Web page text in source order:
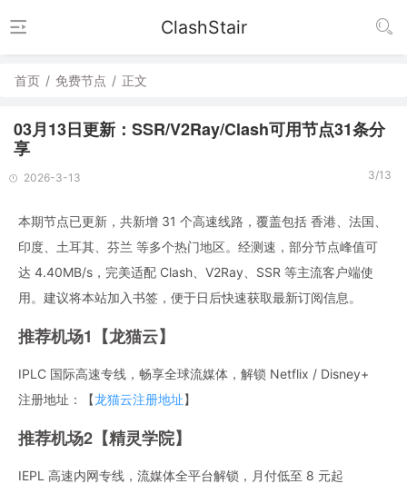
ClashStair
首页 / 免费节点 / 正文
03月13日更新：SSR/V2Ray/Clash可用节点31条分
享
2026-3-13 3/13
本期节点已更新，共新增 31 个高速线路，覆盖包括 香港、法国、
印度、土耳其、芬兰 等多个热门地区。经测速，部分节点峰值可
达 4.40MB/s，完美适配 Clash、V2Ray、SSR 等主流客户端使
用。建议将本站加入书签，便于日后快速获取最新订阅信息。
推荐机场1【龙猫云】
IPLC 国际高速专线，畅享全球流媒体，解锁 Netflix / Disney+
注册地址：【龙猫云注册地址】
推荐机场2【精灵学院】
IEPL 高速内网专线，流媒体全平台解锁，月付低至 8 元起